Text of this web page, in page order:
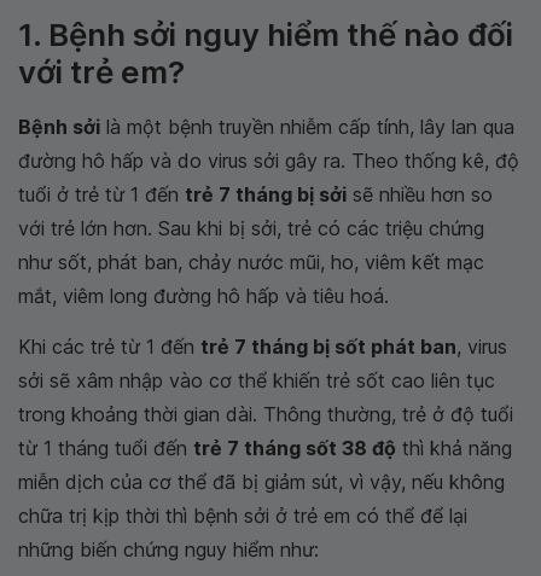
1. Bệnh sởi nguy hiểm thế nào đối
với trẻ em?
Bệnh sởi là một bệnh truyền nhiễm cấp tính, lây lan qua
đường hô hấp và do virus sởi gây ra. Theo thống kê, độ
tuổi ở trẻ từ 1 đến trẻ 7 tháng bị sởi sẽ nhiều hơn so
với trẻ lớn hơn. Sau khi bị sởi, trẻ có các triệu chứng
như sốt, phát ban, chảy nước mũi, ho, viêm kết mạc
mắt, viêm long đường hô hấp và tiêu hoá.
Khi các trẻ từ 1 đến trẻ 7 tháng bị sốt phát ban, virus
sởi sẽ xâm nhập vào cơ thể khiến trẻ sốt cao liên tục
trong khoảng thời gian dài. Thông thường, trẻ ở độ tuổi
từ 1 tháng tuổi đến trẻ 7 tháng sốt 38 độ thì khả năng
miễn dịch của cơ thể đã bị giảm sút, vì vậy, nếu không
chữa trị kịp thời thì bệnh sởi ở trẻ em có thể để lại
những biến chứng nguy hiểm như: